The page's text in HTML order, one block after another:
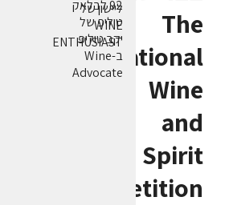
The
International
Wine
and
Spirit
Competition